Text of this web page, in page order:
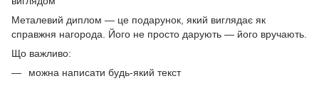
Металевий диплом — це подарунок, який виглядає як
справжня нагорода. Його не просто дарують — його вручають.
Що важливо:
можна написати будь-який текст